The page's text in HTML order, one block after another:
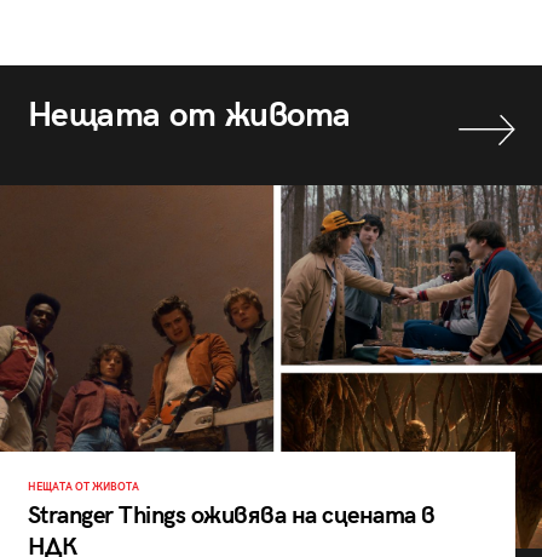
Нещата от живота
НЕЩАТА ОТ ЖИВОТА
Stranger Things оживява на сцената в
НДК